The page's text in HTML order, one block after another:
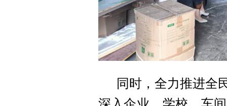
同时，全力推进全